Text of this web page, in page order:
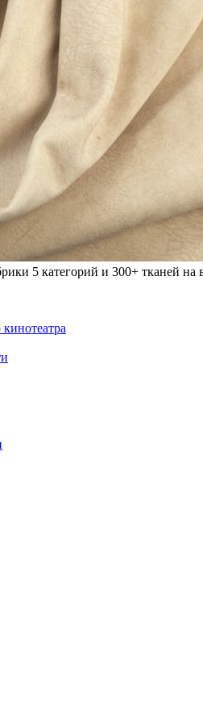
5 категорий и 300+ тканей на